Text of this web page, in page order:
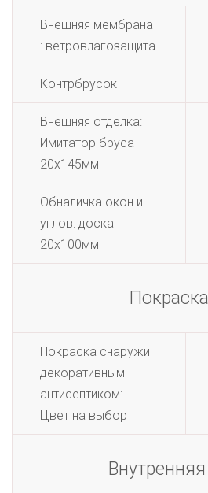
Внешняя мембрана
: ветровлагозащита
Контрбрусок
Внешняя отделка:
Имитатор бруса
20х145мм
Обналичка окон и
углов: доска
20х100мм
Покраска снаружи
декоративным
антисептиком:
Цвет на выбор